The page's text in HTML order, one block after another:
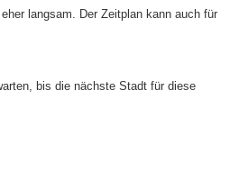
langsam. Der Zeitplan kann auch für
bis die nächste Stadt für diese